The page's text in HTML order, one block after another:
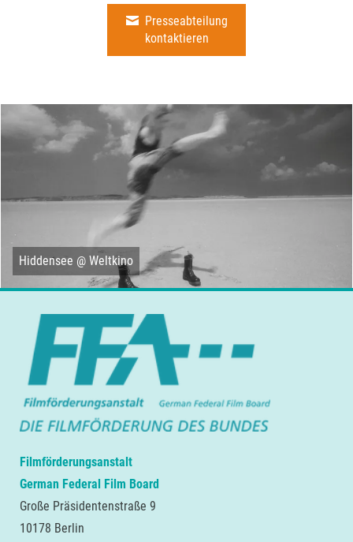
Presseabteilung
kontaktieren
Hiddensee @ Weltkino
Filmförderungsanstalt
German Federal Film Board
Große Präsidentenstraße 9
10178 Berlin